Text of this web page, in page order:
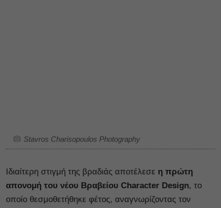
Stavros Charisopoulos Photography
Ιδιαίτερη στιγμή της βραδιάς αποτέλεσε η πρώτη
απονομή του νέου Βραβείου Character Design, το
οποίο θεσμοθετήθηκε φέτος, αναγνωρίζοντας τον